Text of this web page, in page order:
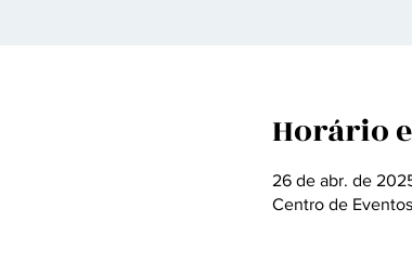
Horário
26 de abr. de
Centro de